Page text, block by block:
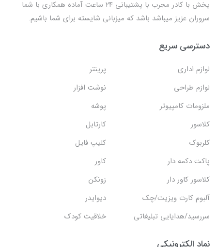
پخش با کادر مجرب با پشتیبانی ۲۴ ساعت آماده همکاری با شما
سروران عزیز میباشد باشد که میزبانی شایسته برای شما باشیم.
دسترسی سریع
لوازم اداری
پرینتر
لوازم طراحی
نوشت افزار
ملزومات کامپیوتر
پوشه
کلاسور
کارتابل
کلربوک
کلیپ فایل
پاکت دکمه دار
کاور
کلاسور کاور دار
زونکن
آلبوم کارت ویزیت/چک
دیوایدر
سررسید/هدایایی تبلیغاتی
خلاقیت کودک
نماد الکترونیکی